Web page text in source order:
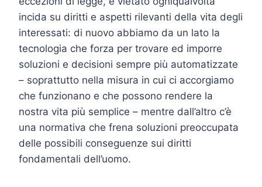
incida su diritti e aspetti rilevanti della vita degli
interessati: di nuovo abbiamo da un lato la
tecnologia che forza per trovare ed imporre
soluzioni e decisioni sempre più automatizzate
– soprattutto nella misura in cui ci accorgiamo
che funzionano e che possono rendere la
nostra vita più semplice – mentre dall’altro c’è
una normativa che frena soluzioni preoccupata
delle possibili conseguenze sui diritti
fondamentali dell’uomo.